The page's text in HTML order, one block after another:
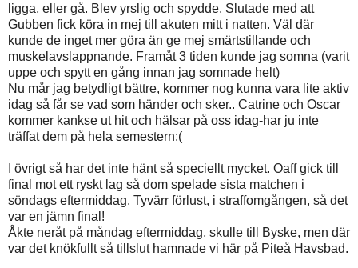
ligga, eller gå. Blev yrslig och spydde. Slutade med att
Gubben fick köra in mej till akuten mitt i natten. Väl där
kunde de inget mer göra än ge mej smärtstillande och
muskelavslappnande. Framåt 3 tiden kunde jag somna (varit
uppe och spytt en gång innan jag somnade helt)
Nu mår jag betydligt bättre, kommer nog kunna vara lite aktiv
idag så får se vad som händer och sker.. Catrine och Oscar
kommer kankse ut hit och hälsar på oss idag-har ju inte
träffat dem på hela semestern:(
I övrigt så har det inte hänt så speciellt mycket. Oaff gick till
final mot ett ryskt lag så dom spelade sista matchen i
söndags eftermiddag. Tyvärr förlust, i straffomgången, så det
var en jämn final!
Åkte neråt på måndag eftermiddag, skulle till Byske, men där
var det knökfullt så tillslut hamnade vi här på Piteå Havsbad.